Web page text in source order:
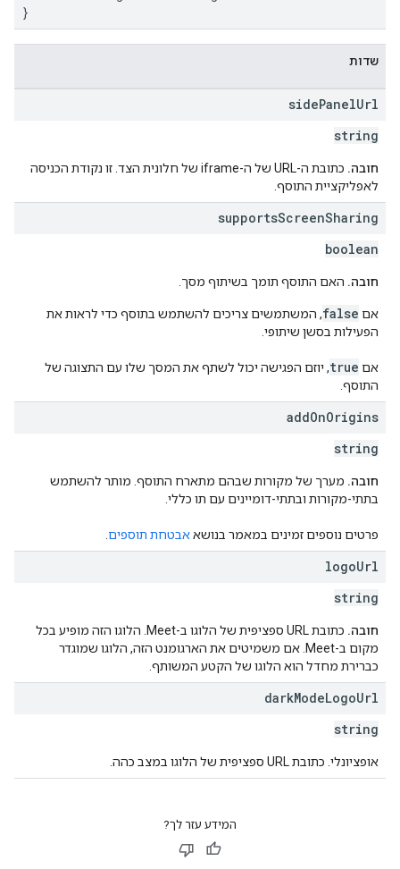
}
שדות
sidePanelUrl
string
חובה.
כתובת ה-URL של ה-iframe של חלונית הצד. זו נקודת הכניסה
לאפליקציית התוסף.
supportsScreenSharing
boolean
חובה. האם התוסף תומך בשיתוף מסך.
אם false, המשתמשים צריכים להשתמש בתוסף כדי לראות את
הפעילות בסשן שיתופי.
אם true, יוזם הפגישה יכול לשתף את המסך שלו עם התצוגה של
התוסף.
addOnOrigins
string
חובה. מערך של מקורות שבהם מתארח התוסף. מותר להשתמש
בתתי-מקורות ובתתי-דומיינים עם תו כללי.
פרטים נוספים זמינים במאמר בנושאאבטחת תוספים
logoUrl
string
חובה.
כתובת URL ספציפית של הלוגו ב-Meet. הלוגו הזה מופיע בכל
מקום ב-Meet. אם משמיטים את הארגומנט הזה, הלוגו שמוגדר
כברירת מחדל הוא הלוגו של הקטע המשותף.
darkModeLogoUrl
string
אופציונלי. כתובת URL ספציפית של הלוגו במצב כהה.
המידע עזר לך?